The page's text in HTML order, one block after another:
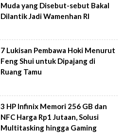
Muda yang Disebut-sebut Bakal
Dilantik Jadi Wamenhan RI
7 Lukisan Pembawa Hoki Menurut
Feng Shui untuk Dipajang di
Ruang Tamu
3 HP Infinix Memori 256 GB dan
NFC Harga Rp1 Jutaan, Solusi
Multitasking hingga Gaming